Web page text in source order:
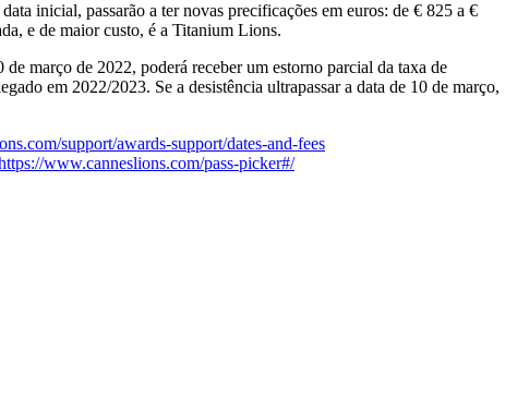
inicial, passarão a ter novas precificações em euros: de € 825 a €
e de maior custo, é a Titanium Lions.
março de 2022, poderá receber um estorno parcial da taxa de
em 2022/2023. Se a desistência ultrapassar a data de 10 de março,
support/awards-support/dates-and-fees
www.canneslions.com/pass-picker#/